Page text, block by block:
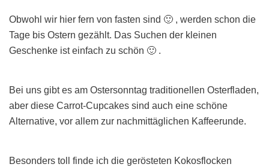
Obwohl wir hier fern von fasten sind 🙂 , werden schon die
Tage bis Ostern gezählt. Das Suchen der kleinen
Geschenke ist einfach zu schön 🙂 .
Bei uns gibt es am Ostersonntag traditionellen Osterfladen,
aber diese Carrot-Cupcakes sind auch eine schöne
Alternative, vor allem zur nachmittäglichen Kaffeerunde.
Besonders toll finde ich die gerösteten Kokosflocken